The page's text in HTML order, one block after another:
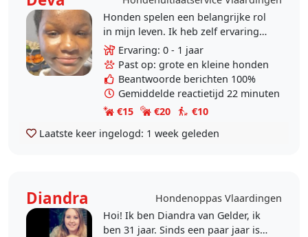
Honden spelen een belangrijke rol
in mijn leven. Ik heb zelf ervaring
met het opvoeden van mijn eigen
twee honden en het uitlaten van
honden van..
Ervaring: 0 - 1 jaar
Past op: grote en kleine honden
Beantwoorde berichten 100%
Gemiddelde reactietijd 22 minuten
€15
€20
€10
Laatste keer ingelogd: 1 week geleden
Diandra Hondenoppas Vlaardingen
Hoi! Ik ben Diandra van Gelder, ik
ben 31 jaar. Sinds een paar jaar is